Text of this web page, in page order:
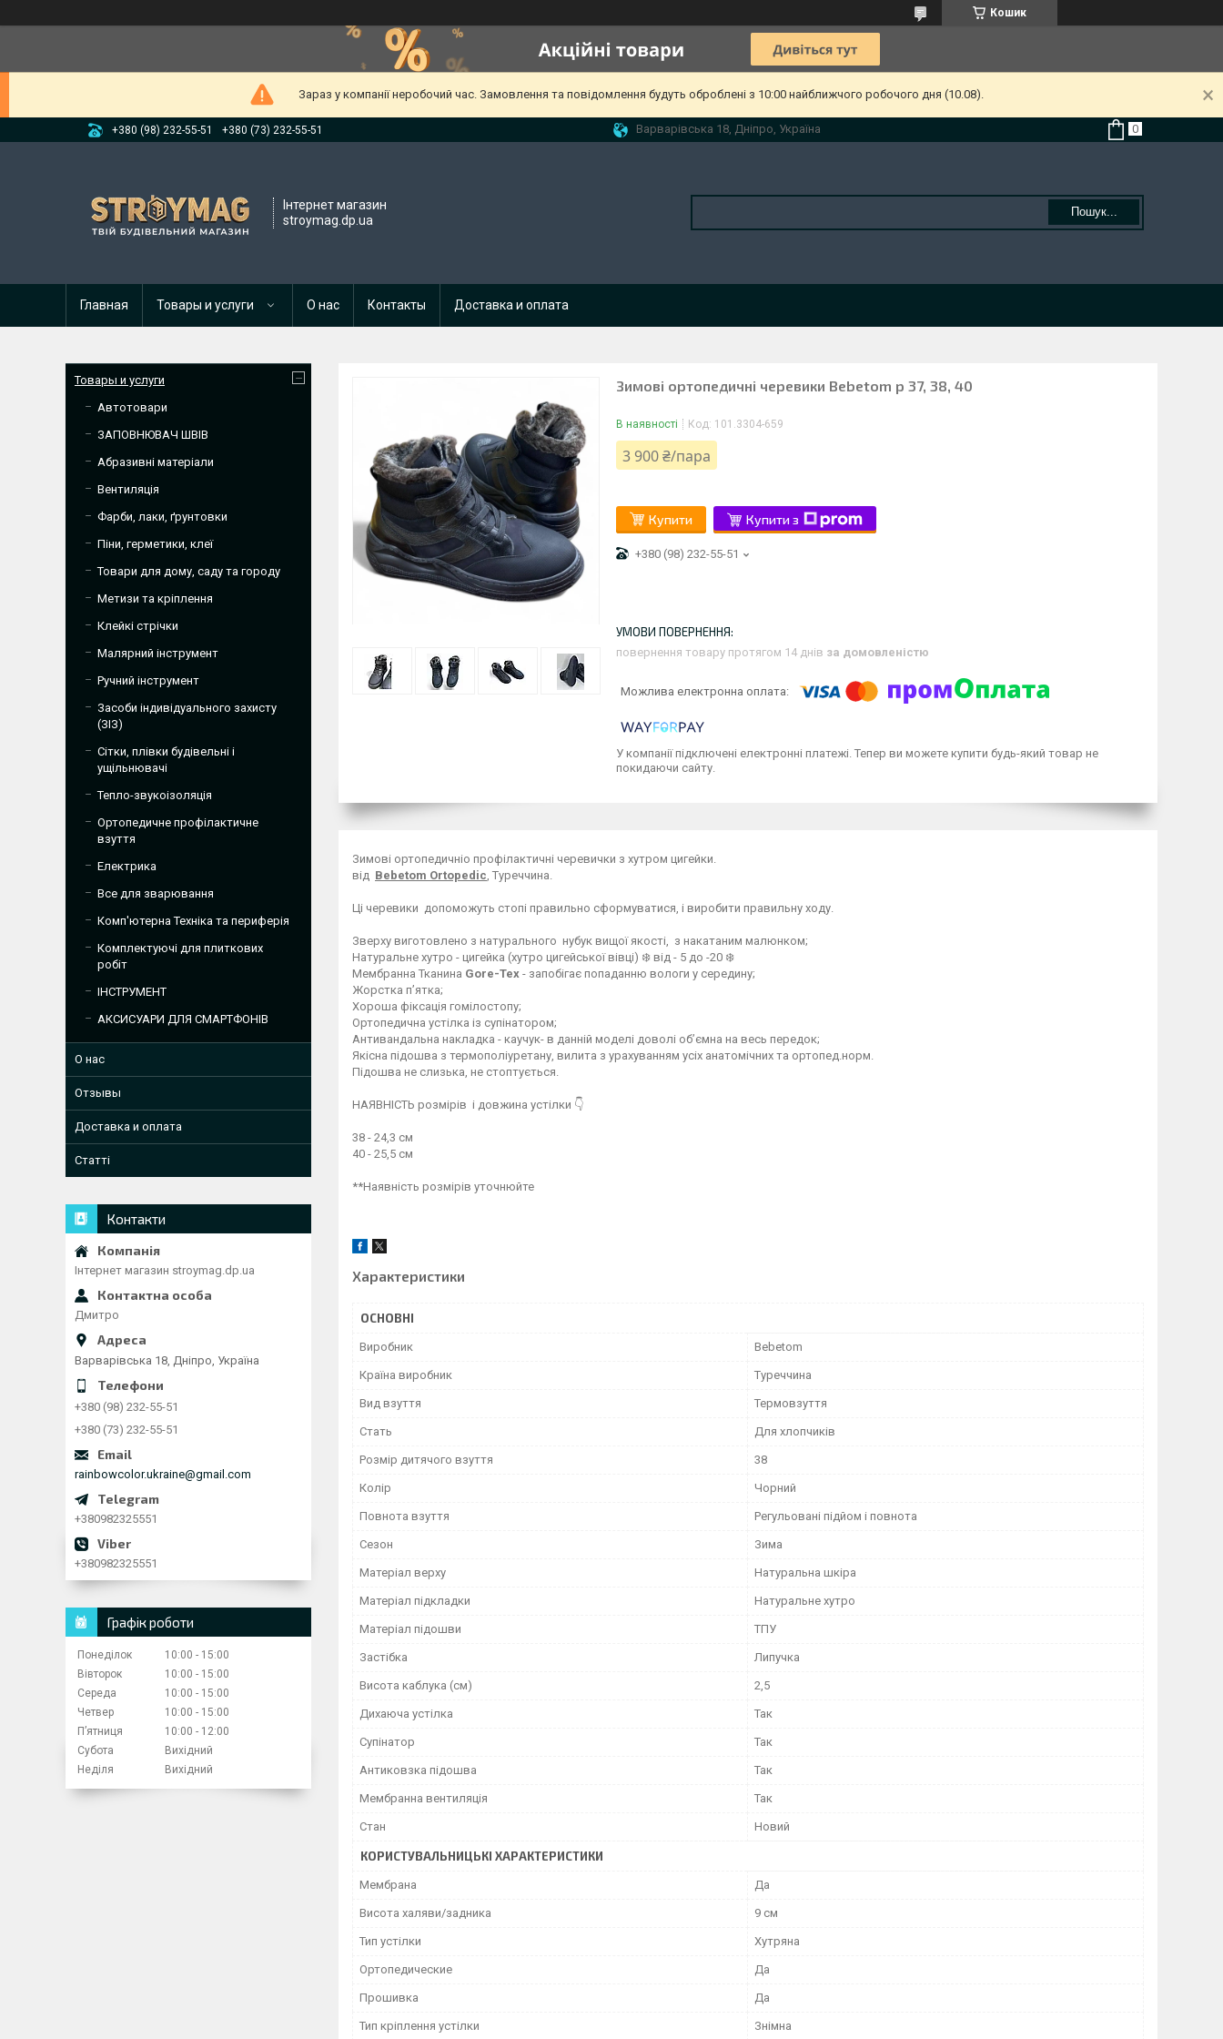
Кошик
Зараз у компанії неробочий час. Замовлення та повідомлення будуть оброблені з 10:00 найближчого робочого дня (10.08).
+380 (98) 232-55-51 +380 (73) 232-55-51 Варварівська 18, Дніпро, Україна
Інтернет магазин
stroymag.dp.ua
Пошук...
Главная Товары и услуги О нас Контакты Доставка и оплата
Зимові ортопедичні черевики Bebetom р 37, 38, 40
В наявності Код: 101.3304-659
3 900 ₴/пара
Купити Купити з
+380 (98) 232-55-51
повернення товару протягом 14 днів за домовленістю
У компанії підключені електронні платежі. Тепер ви можете купити будь-який товар не
покидаючи сайту.
Зимові ортопедичніо профілактичні черевички з хутром цигейки.
від Bebetom Ortopedic , Туреччина.
Ці черевики допоможуть стопі правильно сформуватися, і виробити правильну ходу.
Зверху виготовлено з натурального нубук вищої якості, з накатаним малюнком;
Натуральне хутро - цигейка (хутро цигейської вівці) ❄️ від - 5 до -20 ❄️
Мембранна Тканина Gore-Tex - запобігає попаданню вологи у середину;
Жорстка п’ятка;
Хороша фіксація гомілостопу;
Ортопедична устілка із супінатором;
Антивандальна накладка - каучук- в данній моделі доволі обʼємна на весь передок;
Якісна підошва з термополіуретану, вилита з урахуванням усіх анатомічних та ортопед.норм.
Підошва не слизька, не стоптується.
НАЯВНІСТЬ розмірів і довжина устілки 👇
38 - 24,3 см
40 - 25,5 см
**Наявність розмірів уточнюйте
Характеристики
ОСНОВНІ
Виробник Bebetom
Країна виробник Туреччина
Вид взуття Термовзуття
Стать Для хлопчиків
Розмір дитячого взуття 38
Колір Чорний
Повнота взуття Регульовані підйом і повнота
Сезон Зима
Матеріал верху Натуральна шкіра
Матеріал підкладки Натуральне хутро
Матеріал підошви ТПУ
Застібка Липучка
Висота каблука (см) 2,5
Дихаюча устілка Так
Супінатор Так
Антиковзка підошва Так
Мембранна вентиляція Так
Стан Новий
КОРИСТУВАЛЬНИЦЬКІ ХАРАКТЕРИСТИКИ
Мембрана Да
Висота халяви/задника 9 см
Тип устілки Хутряна
Ортопедические Да
Прошивка Да
Тип кріплення устілки Знімна
Товары и услуги
Автотовари
ЗАПОВНЮВАЧ ШВІВ
Абразивні матеріали
Вентиляція
Фарби, лаки, ґрунтовки
Піни, герметики, клеї
Товари для дому, саду та городу
Метизи та кріплення
Клейкі стрічки
Малярний інструмент
Ручний інструмент
Засоби індивідуального захисту
(ЗІЗ)
Сітки, плівки будівельні і
ущільнювачі
Тепло-звукоізоляція
Ортопедичне профілактичне
взуття
Електрика
Все для зварювання
Комп'ютерна Техніка та периферія
Комплектуючі для плиткових
робіт
ІНСТРУМЕНТ
АКСИСУАРИ ДЛЯ СМАРТФОНІВ
О нас
Отзывы
Доставка и оплата
Статті
Контакти
Інтернет магазин stroymag.dp.ua
Дмитро
Варварівська 18, Дніпро, Україна
+380 (98) 232-55-51
+380 (73) 232-55-51
rainbowcolor.ukraine@gmail.com
+380982325551
+380982325551
Графік роботи
Понеділок 10:00
15:00
Вівторок
10:00
15:00
Середа
10:00
15:00
Четвер
10:00
15:00
Пʼятниця
10:00
12:00
Субота
Вихідний
Неділя
Вихідний